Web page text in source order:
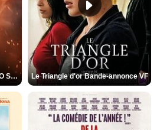
L'Odyssée Bande-annonce VO STFR Le Triangle d'or Bande-annonce VF